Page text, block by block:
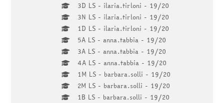
3D LS - ilaria.tirloni - 19/20
3N LS - ilaria.tirloni - 19/20
1D LS - ilaria.tirloni - 19/20
5A LS - anna.tabbia - 19/20
3A LS - anna.tabbia - 19/20
4A LS - anna.tabbia - 19/20
1M LS - barbara.solli - 19/20
2M LS - barbara.solli - 19/20
1B LS - barbara.solli - 19/20